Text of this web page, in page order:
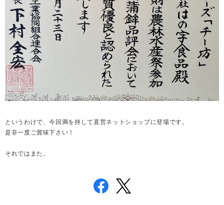
というわけで、今回満を持して直営ネットショップに登場です。
是非一度ご賞味下さい！
それではまた。